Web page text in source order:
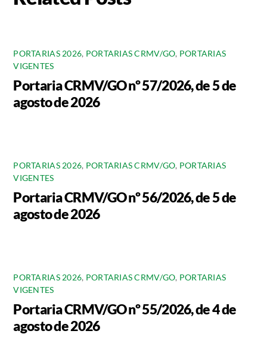
PORTARIAS 2026, PORTARIAS CRMV/GO, PORTARIAS
VIGENTES
Portaria CRMV/GO nº 57/2026, de 5 de
agosto de 2026
PORTARIAS 2026, PORTARIAS CRMV/GO, PORTARIAS
VIGENTES
Portaria CRMV/GO nº 56/2026, de 5 de
agosto de 2026
PORTARIAS 2026, PORTARIAS CRMV/GO, PORTARIAS
VIGENTES
Portaria CRMV/GO nº 55/2026, de 4 de
agosto de 2026